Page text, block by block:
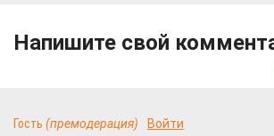
Напишите свой
Гость (премодерация) Войти